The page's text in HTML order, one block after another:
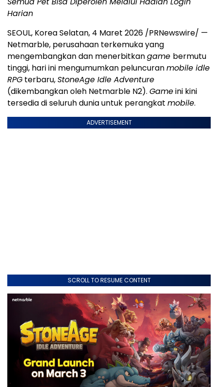
Harian
SEOUL, Korea Selatan, 4 Maret 2026 /PRNewswire/ —
Netmarble, perusahaan terkemuka yang
mengembangkan dan menerbitkangame bermutu
tinggi, hari ini mengumumkan peluncuranmobile idle
RPG terbaru,StoneAge Idle Adventure
(dikembangkan oleh Netmarble N2). Gameini kini
tersedia di seluruh dunia untuk perangkat mobile.
ADVERTISEMENT
SCROLL TO RESUME CONTENT